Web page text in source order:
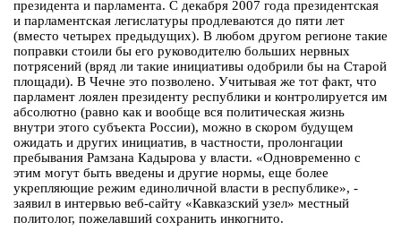
президента и парламента. С декабря 2007 года президентская
и парламентская легислатуры продлеваются до пяти лет
(вместо четырех предыдущих). В любом другом регионе такие
поправки стоили бы его руководителю больших нервных
потрясений (вряд ли такие инициативы одобрили бы на Старой
площади). В Чечне это позволено. Учитывая же тот факт, что
парламент лоялен президенту республики и контролируется им
абсолютно (равно как и вообще вся политическая жизнь
внутри этого субъекта России), можно в скором будущем
ожидать и других инициатив, в частности, пролонгации
пребывания Рамзана Кадырова у власти. «Одновременно с
этим могут быть введены и другие нормы, еще более
укрепляющие режим единоличной власти в республике», -
заявил в интервью веб-сайту «Кавказский узел» местный
политолог, пожелавший сохранить инкогнито.